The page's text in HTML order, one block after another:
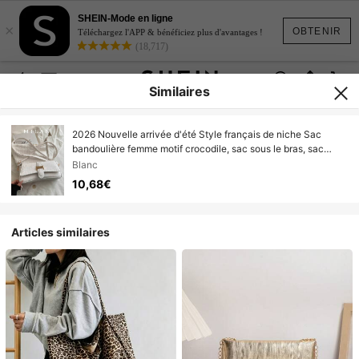
OBTENIR
×
SHEIN-Mode en ligne
Téléchargez l'APP & bénéficiez plus d'avantages !
(18,717)
Similaires
2026 Nouvelle arrivée d'été Style français de niche Sac
bandoulière femme motif crocodile, sac sous le bras, sac
baguette mode
Blanc
10,68€
Articles similaires